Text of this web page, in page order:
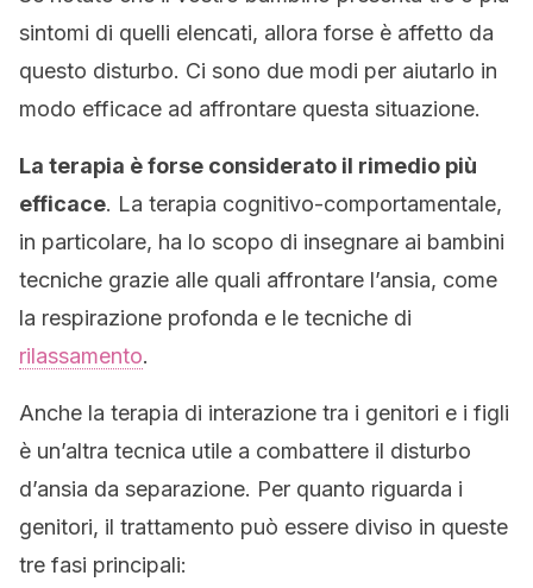
sintomi di quelli elencati, allora forse è affetto da
questo disturbo. Ci sono due modi per aiutarlo in
modo efficace ad affrontare questa situazione.
La terapia è forse considerato il rimedio più
efficace. La terapia cognitivo-comportamentale,
in particolare, ha lo scopo di insegnare ai bambini
tecniche grazie alle quali affrontare l’ansia, come
la respirazione profonda e le tecniche di
rilassamento.
Anche la terapia di interazione tra i genitori e i figli
è un’altra tecnica utile a combattere il disturbo
d’ansia da separazione. Per quanto riguarda i
genitori, il trattamento può essere diviso in queste
tre fasi principali: